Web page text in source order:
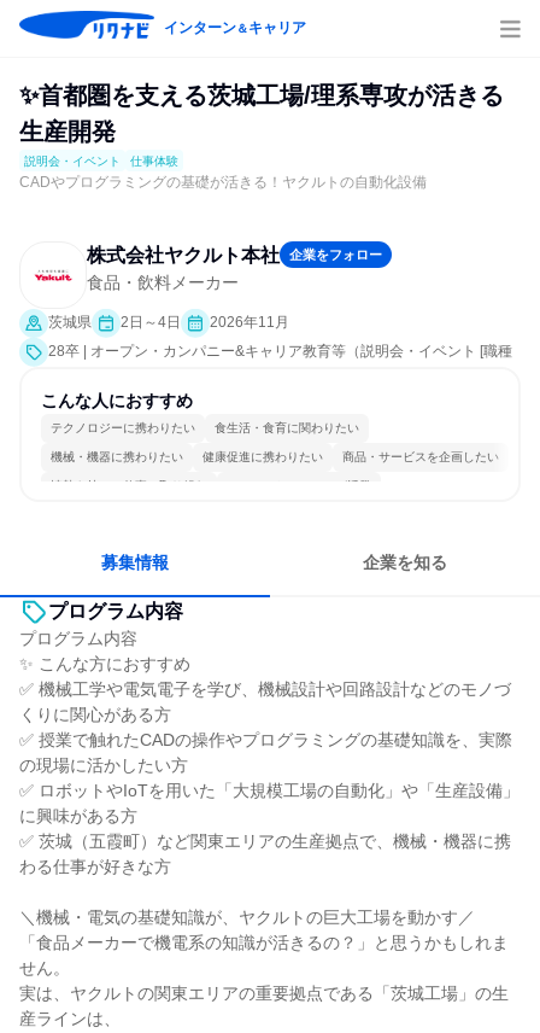
インターン＆キャリア
✨首都圏を支える茨城工場/理系専攻が活きる
生産開発
説明会・イベント 仕事体験
CADやプログラミングの基礎が活きる！ヤクルトの自動化設備
株式会社ヤクルト本社 企業をフォロー
食品・飲料メーカー
茨城県 2日～4日
2026年11月
28卒 | オープン・カンパニー&キャリア教育等（説明会・イベント [職種
事体験）
こんな人におすすめ
テクノロジーに携わりたい 食生活・食育に関わりたい
機械・機器に携わりたい 健康促進に携わりたい 商品・サービスを企画したい
情熱を持って仕事に取り組む コミュニケーションが活発
募集情報 企業を知る
プログラム内容
プログラム内容
✨ こんな方におすすめ
✅ 機械工学や電気電子を学び、機械設計や回路設計などのモノづ
くりに関心がある方
✅ 授業で触れたCADの操作やプログラミングの基礎知識を、実際
の現場に活かしたい方
✅ ロボットやIoTを用いた「大規模工場の自動化」や「生産設備」
に興味がある方
✅ 茨城（五霞町）など関東エリアの生産拠点で、機械・機器に携
わる仕事が好きな方
＼機械・電気の基礎知識が、ヤクルトの巨大工場を動かす／
「食品メーカーで機電系の知識が活きるの？」と思うかもしれま
せん。
実は、ヤクルトの関東エリアの重要拠点である「茨城工場」の生
産ラインは、